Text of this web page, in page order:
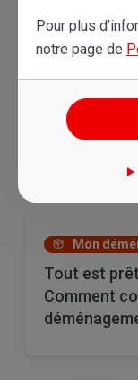
Le document de
formulaire qui doit
divorce ou d’un
indiquent leurs
fournisseur
Mon
Tout est
Comment
Pour plus
notre page de